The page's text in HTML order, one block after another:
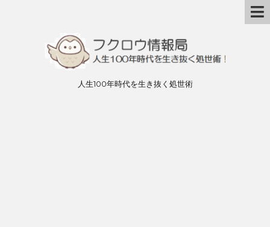
人生100年時代を生き抜く処世術